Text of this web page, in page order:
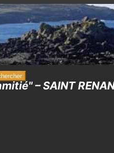
– SAINT